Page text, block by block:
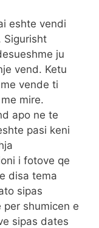
eshte vendi
Sigurisht
ju
vend. Ketu
vende ti
mire.
apo ne te
pasi keni
i fotove qe
disa tema
sipas
shumicen e
sipas dates